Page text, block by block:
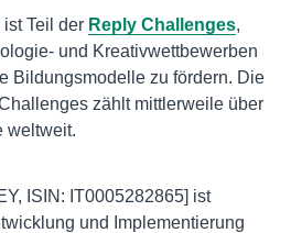
ist Teil der Reply Challenges,
und Kreativwettbewerben
Bildungsmodelle zu fördern. Die
zählt mittlerweile über
weltweit.
ISIN: IT0005282865] ist
und Implementierung